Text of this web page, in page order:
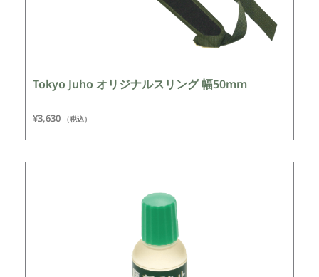
Tokyo Juho オリジナルスリング 幅50mm
¥3,630 （税込）